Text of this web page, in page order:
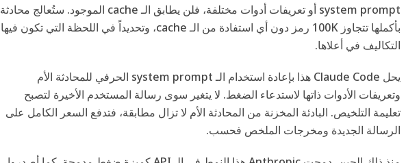
system prompt أو تعريفات أدوات مختلفة، فلن يطابق الـ cache الموجود. ستُعالج محادثة
بأكملها تتجاوز 100K رمز دون أي استفادة من الـ cache، وتحديداً في اللحظة التي تكون فيها
التكاليف في أعلاها.
يحل Claude Code هذا بإعادة استخدام الـ system prompt الحرفي للمحادثة الأم
وتعريفات الأدوات ذاتها لاستدعاء الضغط. لا يتغير سوى رسالة المستخدم الأخيرة لتصبح
تعليمة التلخيص. البادئة المخزنة من المحادثة الأم لا تزال مطابقة، فتدفع السعر الكامل على
الرسالة الجديدة ومخرجات الملخص فحسب.